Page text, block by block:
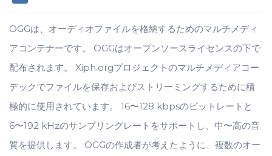
OGGは、オーディオファイルを格納するためのマルチメディ
アコンテナーです。 OGGはオープンソースライセンスの下で
配布されます。 Xiph.orgプロジェクトのマルチメディアコー
デックでファイルを保存およびストリーミングするために積
極的に使用されています。 16〜128 kbpsのビットレートと
6〜192 kHzのサンプリングレートをサポートし、中〜高の音
質を提供します。 OGGの作成者が考えたように、複数のオー